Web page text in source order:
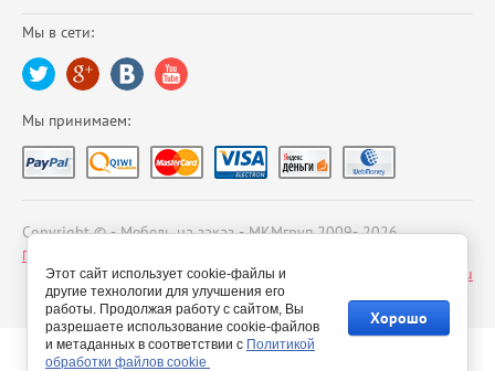
Мы в сети:
Мы принимаем:
Copyright © - Мебель на заказ - МКМгруп 2009- 2026
Политика конфиденциальности
Сайт создан в: megagroup.ru
Этот сайт использует cookie-файлы и
другие технологии для улучшения его
работы. Продолжая работу с сайтом, Вы
разрешаете использование cookie-файлов
и метаданных в соответствии с Политикой
обработки файлов cookie
Хорошо